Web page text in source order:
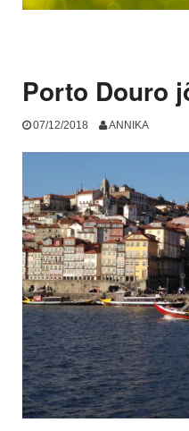
Porto Douro
07/12/2018 ANNIKA